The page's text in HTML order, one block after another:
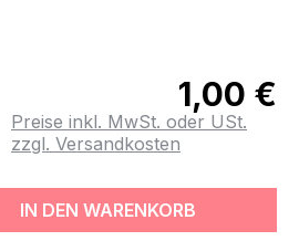
1,00 €
Preise inkl. MwSt. oder USt.
zzgl. Versandkosten
den gewünschten
IN DEN WARENKORB